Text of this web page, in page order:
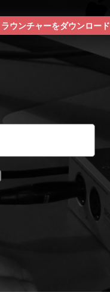
ラウンチャーをダウンロード